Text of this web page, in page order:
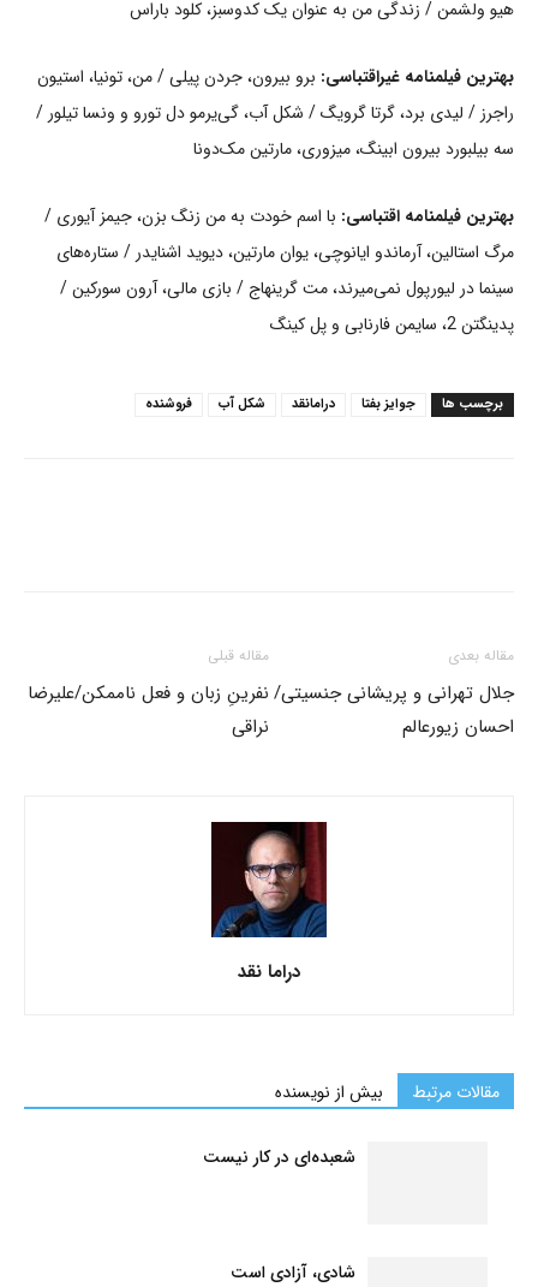
هیو ولشمن / زندگی من به عنوان یک کدوسبز، کلود باراس
بهترین فیلمنامه غیراقتباسی: برو بیرون، جردن پیلی / من، تونیا، استیون
راجرز / لیدی برد، گرتا گرویگ / شکل آب، گی‌یرمو دل تورو و ونسا تیلور /
سه بیلبورد بیرون ابینگ، میزوری، مارتین مک‌دونا
بهترین فیلمنامه اقتباسی: با اسم خودت به من زنگ بزن، جیمز آیوری /
مرگ استالین، آرماندو ایانوچی، یوان مارتین، دیوید اشنایدر / ستاره‌های
سینما در لیورپول نمی‌میرند، مت گرینهاج / بازی مالی، آرون سورکین /
پدینگتن 2، سایمن فارنابی و پل کینگ
برچسب ها جوایز بفتا درامانقد شکل آب فروشنده
مقاله قبلی
نفرینِ زبان و فعل ناممکن/علیرضا
نراقی
مقاله بعدی
جلال تهرانی و پریشانی جنسیتی/
احسان زیورعالم
دراما نقد
مقالات مرتبط بیش از نویسنده
شعبده‌ای در کار نیست
شادی، آزادی است